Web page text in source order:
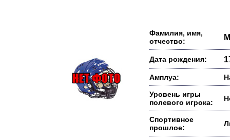
Фамилия, имя,
отчество:
Дата рождения:
Амплуа:
Уровень игры
полевого игрока:
Спортивное
прошлое: